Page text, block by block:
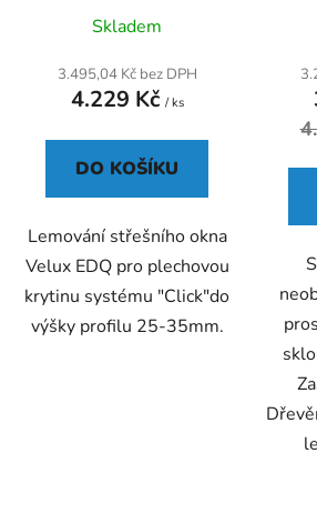
Skladem
3.495,04 Kč bez DPH
4.229 Kč / ks
DO KOŠÍKU
Lemování střešního okna
Velux EDQ pro plechovou
krytinu systému "Click"do
výšky profilu 25-35mm.